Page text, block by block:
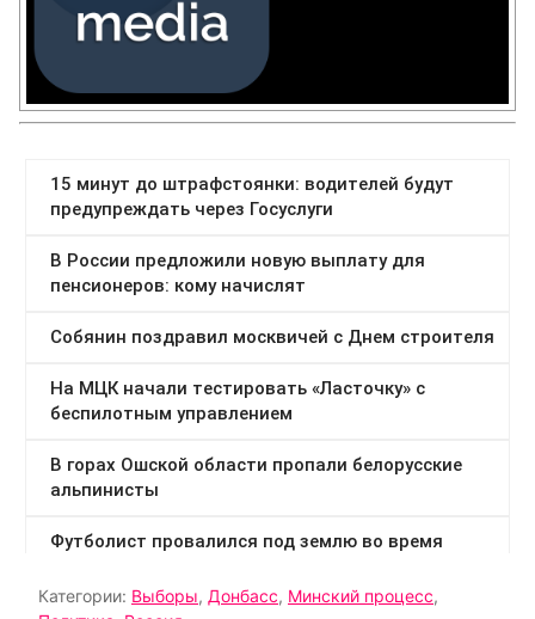
Категории: Выборы, Донбасс, Минский процесс,